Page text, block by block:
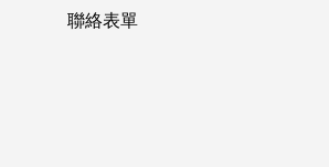
聯絡表單